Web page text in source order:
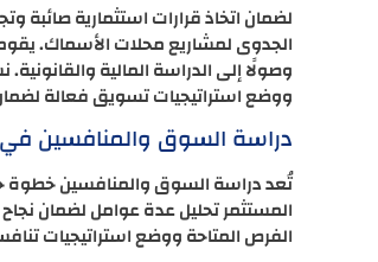
لضمان اتخاذ قرارات استثمارية
الجدوى لمشاريع محلات الأسماك. يقوم
وصولًا إلى الدراسة المالية
ووضع استراتيجيات تسويق فعالة
دراسة السوق والمنافسين
تُعد دراسة السوق والمنافسين
المستثمر تحليل عدة عوامل لضمان
الفرص المتاحة ووضع استراتيجيات